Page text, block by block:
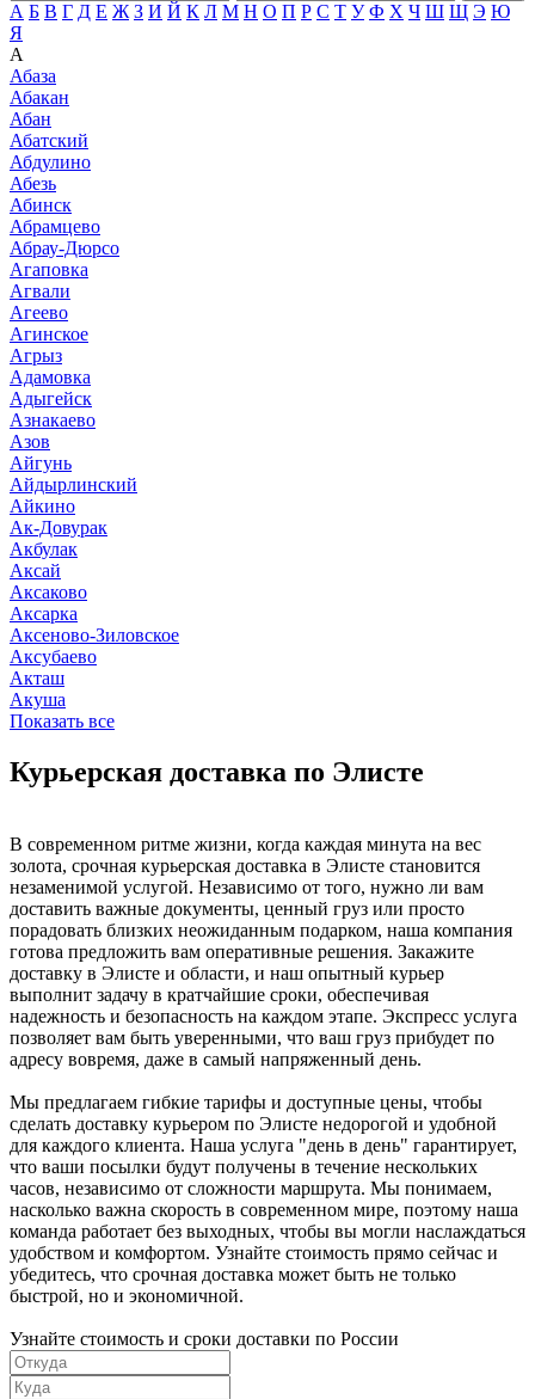
А Б В Г Д Е Ж З И Й К Л М Н О П Р С Т У Ф Х Ч Ш Щ Э Ю
Я
А
Абаза
Абакан
Абан
Абатский
Абдулино
Абезь
Абинск
Абрамцево
Абрау-Дюрсо
Агаповка
Агвали
Агеево
Агинское
Агрыз
Адамовка
Адыгейск
Азнакаево
Азов
Айгунь
Айдырлинский
Айкино
Ак-Довурак
Акбулак
Аксай
Аксаково
Аксарка
Аксеново-Зиловское
Аксубаево
Акташ
Акуша
Показать все
Курьерская доставка по Элисте
В современном ритме жизни, когда каждая минута на вес
золота, срочная курьерская доставка в Элисте становится
незаменимой услугой. Независимо от того, нужно ли вам
доставить важные документы, ценный груз или просто
порадовать близких неожиданным подарком, наша компания
готова предложить вам оперативные решения. Закажите
доставку в Элисте и области, и наш опытный курьер
выполнит задачу в кратчайшие сроки, обеспечивая
надежность и безопасность на каждом этапе. Экспресс услуга
позволяет вам быть уверенными, что ваш груз прибудет по
адресу вовремя, даже в самый напряженный день.
Мы предлагаем гибкие тарифы и доступные цены, чтобы
сделать доставку курьером по Элисте недорогой и удобной
для каждого клиента. Наша услуга "день в день" гарантирует,
что ваши посылки будут получены в течение нескольких
часов, независимо от сложности маршрута. Мы понимаем,
насколько важна скорость в современном мире, поэтому наша
команда работает без выходных, чтобы вы могли наслаждаться
удобством и комфортом. Узнайте стоимость прямо сейчас и
убедитесь, что срочная доставка может быть не только
быстрой, но и экономичной.
Узнайте стоимость и сроки доставки по России